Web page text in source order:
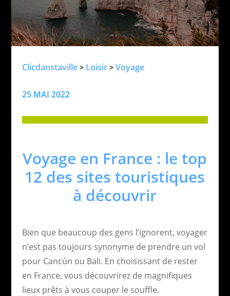
Clicdanstaville> Loisir> Voyage
25 MAI 2022
Voyage en France : le top
12 des sites touristiques
à découvrir
Bien que beaucoup des gens l’ignorent, voyager
n’est pas toujours synonyme de prendre un vol
pour Cancún ou Bali. En choisissant de rester
en France, vous découvrirez de magnifiques
lieux prêts à vous couper le souffle.